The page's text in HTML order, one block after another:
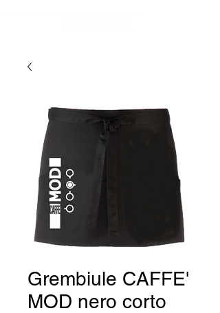
Grembiule CAFFE'
MOD nero corto